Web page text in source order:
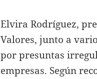
Elvira Rodríguez,
Valores, junto a
por presuntas
empresas. Según